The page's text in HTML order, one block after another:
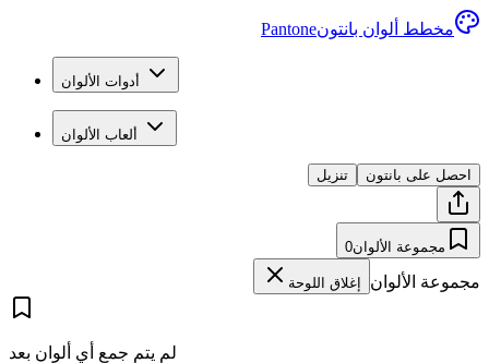
مخطط ألوان بانتونPantone
أدوات الألوان
ألعاب الألوان
احصل على بانتون تنزيل
مجموعة الألوان0
مجموعة الألوان إغلاق اللوحة
لم يتم جمع أي ألوان بعد